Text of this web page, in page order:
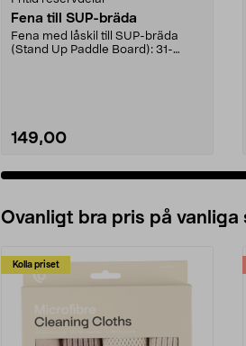
Fena till SUP-bräda
Fena med låskil till SUP-bräda
(Stand Up Paddle Board): 31-
149,00
Ovanligt bra pris på vanliga
Kolla priset